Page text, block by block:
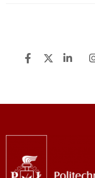
Facebook
Twitter